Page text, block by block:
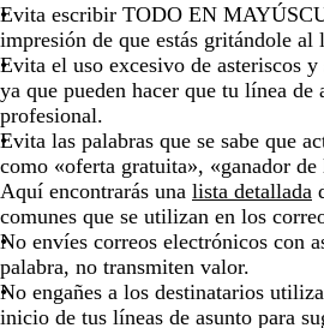
Evita escribir TODO EN
impresión de que estás gritándole al
Evita el uso excesivo de asteriscos
ya que pueden hacer que tu línea de
profesional.
Evita las palabras que se sabe que
como «oferta gratuita», «ganador
Aquí encontrarás una lista detallada
comunes que se utilizan en los
No envíes correos electrónicos con
palabra, no transmiten valor.
No engañes a los destinatarios
inicio de tus líneas de asunto para